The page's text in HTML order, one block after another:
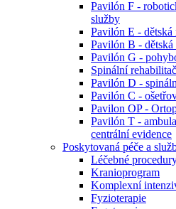
Pavilón F -
služby
Pavilón E - dětská
Pavilón B -
Pavilón G -
Spinální
Pavilón D -
Pavilón C -
Pavilon OP -
Pavilón T -
centrální evidence
Poskytovaná péče a
Léčebné
Kranioprogram
Komplexní
Fyzioterapie